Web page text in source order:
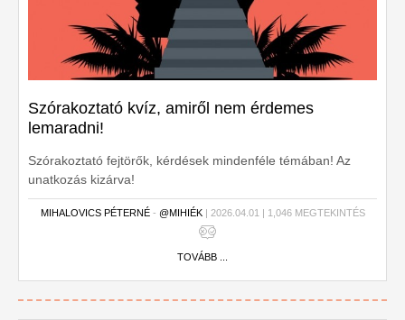
Szórakoztató kvíz, amiről nem érdemes
lemaradni!
Szórakoztató fejtörők, kérdések mindenféle témában! Az
unatkozás kizárva!
MIHALOVICS PÉTERNÉ- @MIHIÉK| 2026.04.01 | 1,046 MEGTEKINTÉS
TOVÁBB ...